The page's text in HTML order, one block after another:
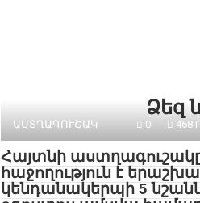
Ձեզ
ԱՍՏՂԱԳՈՒՇԱԿ 0 468
Հայտնի
հաջողություն է
կենդանակերպի 5